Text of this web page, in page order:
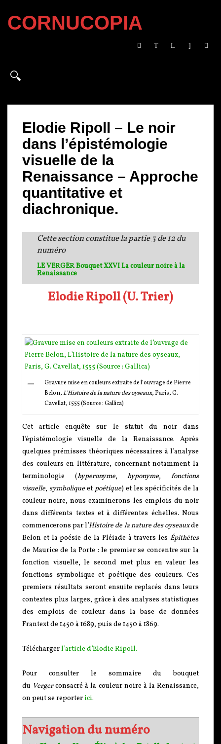
CORNUCOPIA
Elodie Ripoll – Le noir
dans l’épistémologie
visuelle de la
Renaissance – Approche
quantitative et
diachronique.
Cette section constitue la partie 3 de 12 du
numéro
LE VERGER Bouquet XXVI La couleur noire à la
Renaissance
Elodie Ripoll (U. Trier)
Gravure mise en couleurs extraite de l’ouvrage de Pierre
Belon,L’Histoire de la nature des oyseaux, Paris, G.
Cavellat, 1555 (Source : Gallica)
Cet article enquête sur le statut du noir dans
l’épistémologie visuelle de la Renaissance. Après
quelques prémisses théoriques nécessaires à l’analyse
des couleurs en littérature, concernant notamment la
terminologie (hyperonyme,hyponyme,fonctions
visuelle, symbolique et poétique) et les spécificités de la
couleur noire, nous examinerons les emplois du noir
dans différents textes et à différentes échelles. Nous
commencerons par l’Histoire de la nature des oyseauxde
Belon et la poésie de la Pléiade à travers les Épithètes
de Maurice de la Porte : le premier se concentre sur la
fonction visuelle, le second met plus en valeur les
fonctions symbolique et poétique des couleurs. Ces
premiers résultats seront ensuite replacés dans leurs
contextes plus larges, grâce à des analyses statistiques
des emplois de couleur dans la base de données
Frantext de 1450 à 1689, puis de 1450 à 1869.
Téléchargerl’article d’Elodie Ripoll.
Pour consulter le sommaire du bouquet
du Vergerconsacré à la couleur noire à la Renaissance,
on peut se reporter ici.
Navigation du numéro